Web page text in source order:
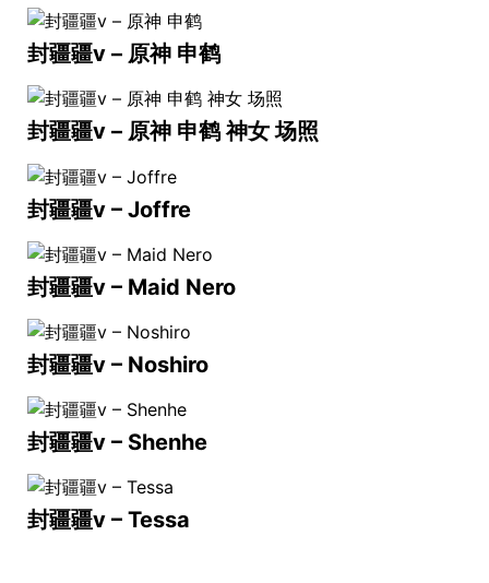
封疆疆v – 原神 申鹤
封疆疆v – 原神 申鹤 神女 场照
封疆疆v – Joffre
封疆疆v – Maid Nero
封疆疆v – Noshiro
封疆疆v – Shenhe
封疆疆v – Tessa